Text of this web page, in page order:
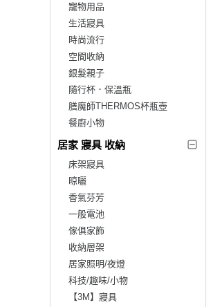
寵物用品
生活寢具
時尚流行
空間收納
銀髮親子
隨行杯．保溫瓶
膳魔師THERMOS杯瓶壺
餐廚小物
居家 寢具 收納
床架寢具
晾曬
香氣芬芳
一般電池
傢俱家飾
收納層架
居家照明/夜燈
科技/趣味/小物
【3M】寢具